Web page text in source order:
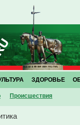
Проиcшествия
ЗДОРОВЬЕ